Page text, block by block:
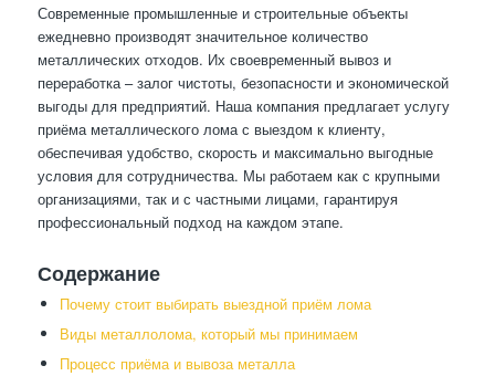
Современные промышленные и строительные объекты
ежедневно производят значительное количество
металлических отходов. Их своевременный вывоз и
переработка – залог чистоты, безопасности и экономической
выгоды для предприятий. Наша компания предлагает услугу
приёма металлического лома с выездом к клиенту,
обеспечивая удобство, скорость и максимально выгодные
условия для сотрудничества. Мы работаем как с крупными
организациями, так и с частными лицами, гарантируя
профессиональный подход на каждом этапе.
Содержание
Почему стоит выбирать выездной приём лома
Виды металлолома, который мы принимаем
Процесс приёма и вывоза металла